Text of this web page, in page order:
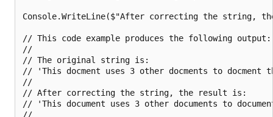
Console.WriteLine($"After correcting the string,
// This code example produces the following output:
//
// The original string is:
// 'This docment uses 3 other docments to docment
//
// After correcting the string, the result is:
// 'This document uses 3 other documents to